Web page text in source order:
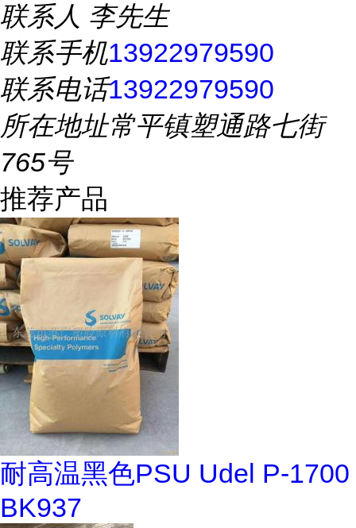
联系人 李先生
联系手机13922979590
联系电话13922979590
所在地址常平镇塑通路七街
765号
推荐产品
耐高温黑色PSU Udel P-1700
BK937